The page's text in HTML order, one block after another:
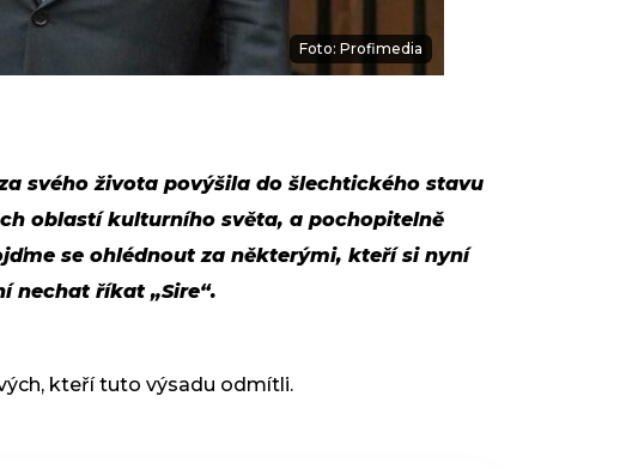
Foto: Profimedia
svého života povýšila do šlechtického stavu
oblastí kulturního světa, a pochopitelně
se ohlédnout za některými, kteří si nyní
nechat říkat „Sire“.
kteří tuto výsadu odmítli.